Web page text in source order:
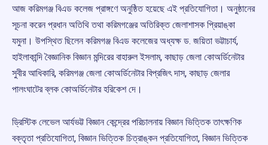
আজ করিমগঞ্জ বিএড কলেজ প্রাঙ্গণে অনুষ্ঠিত হয়েছে এই প্রতিযোগিতা। অনুষ্ঠানের
সূচনা করেন প্রধান অতিথি তথা করিমগঞ্জের অতিরিক্ত জেলাশাসক প্রিয়াঙ্কা
যমুনা। উপস্থিত ছিলেন করিমগঞ্জ বিএড কলেজের অধ্যক্ষ ড. জয়িতা ভট্টাচার্য,
হাইলাকান্দি বৈজ্ঞানিক বিজ্ঞান মন্দিরের বাহারুল ইসলাম, কাছাড় জেলা কোঅর্ডিনেটার
সুবীর আধিকারি, করিমগঞ্জ জেলা কোঅর্ডিনেটার বিপ্রজিৎ দাস, কাছাড় জেলার
পালংঘাটের ব্লক কোঅর্ডিনেটার হরিকেশ দে।
ড্রিস্টিক লেভেল আর্যভট্ট বিজ্ঞান কেন্দ্রের পরিচালনায় বিজ্ঞান ভিত্তিক তাৎক্ষণিক
বক্তৃতা প্রতিযোগিতা, বিজ্ঞান ভিত্তিক চিত্রাঙ্কন প্রতিযোগিতা, বিজ্ঞান ভিত্তিক